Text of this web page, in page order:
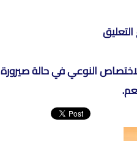
النوعي في حالة صيرورة